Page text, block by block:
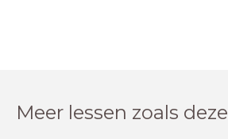
Meer lessen zoals deze